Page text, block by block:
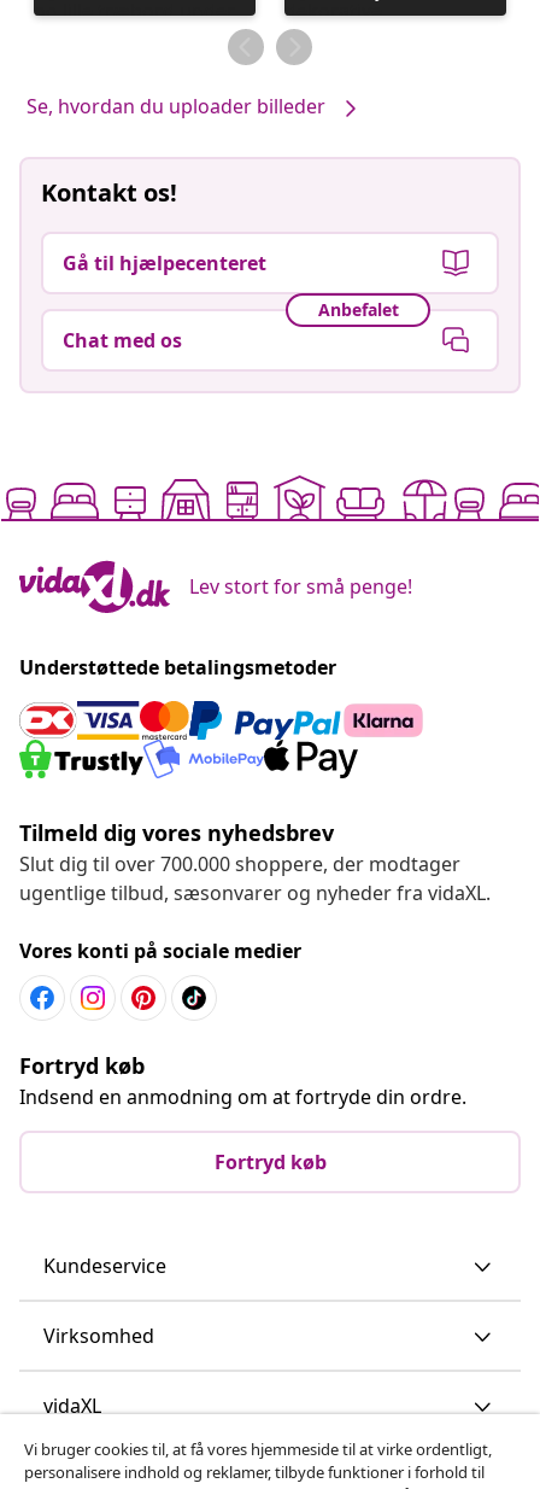
offentliggjort
offentliggjort
af
Se, hvordan du uploader billeder
Kontakt os!
Gå til hjælpecenteret
Anbefalet
Chat med os
Lev stort for små penge!
Understøttede betalingsmetoder
Tilmeld dig vores nyhedsbrev
Slut dig til over 700.000 shoppere, der modtager
ugentlige tilbud, sæsonvarer og nyheder fra vidaXL.
Vores konti på sociale medier
Fortryd køb
Indsend en anmodning om at fortryde din ordre.
Fortryd køb
Kundeservice
Virksomhed
vidaXL
Opdag mere
Vi bruger cookies til, at få vores hjemmeside til at virke ordentligt,
personalisere indhold og reklamer, tilbyde funktioner i forhold til